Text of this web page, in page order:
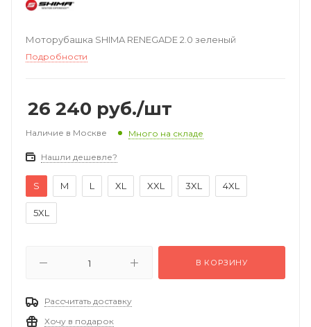
Моторубашка SHIMA RENEGADE 2.0 зеленый
Подробности
26 240 руб./шт
Наличие в Москве Много на складе
Нашли дешевле?
S M L XL XXL 3XL 4XL
5XL
В КОРЗИНУ
Рассчитать доставку
Хочу в подарок